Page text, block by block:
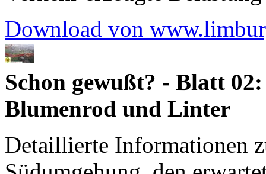
Download von
Schon gewußt? - Blatt
Blumenrod und Linter
Detaillierte Informationen